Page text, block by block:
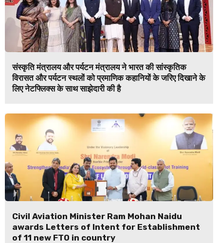
संस्कृति मंत्रालय और पर्यटन मंत्रालय ने भारत की सांस्कृतिक
विरासत और पर्यटन स्थलों को प्रमाणिक कहानियों के जरिए दिखाने के
लिए नेटफ्लिक्स के साथ साझेदारी की है
Civil Aviation Minister Ram Mohan Naidu
awards Letters of Intent for Establishment
of 11 new FTO in country